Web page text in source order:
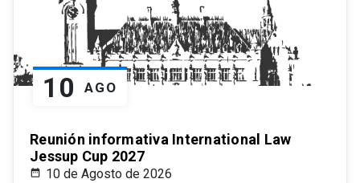
10 AGO
Reunión informativa International Law
Jessup Cup 2027
10 de Agosto de 2026